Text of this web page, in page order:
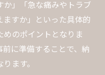
良い歯医者の特徴
ら読み取る方法
問例を紹介
信頼の証拠
」「急な痛みやトラブ
すか」といった具体的
のポイントとなりま
に準備することで、納
ます。